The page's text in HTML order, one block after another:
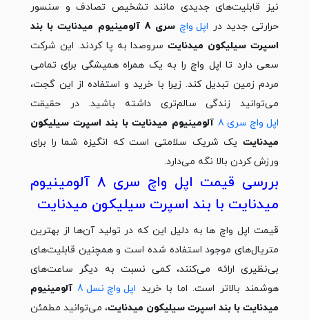
نیز قابلیت‌های جدیدی مانند تشخیص تصادف و سنسور
حرارتی جدید در اپل واچ
سری 8 آلومینیوم میدنایت با بند
اسپرت سیلیکون میدنایتسروصدا به پا کردند. این شرکت
سعی دارد تا اپل واچ را به یک همراه همیشگی برای تمامی
مردم زمین تبدیل کند. زیرا با خرید و استفاده از این گجت،
می‌توانید زندگی سالم‌تری داشته باشید. در حقیقت
اپل واچ سری 8
آلومینیوم میدنایت با بند اسپرت سیلیکون
میدنایت یک شریک سلامتی است که انگیزه شما را برای
ورزش کردن بالا نگه می‌دارد.
بررسی قیمت اپل واچ سری 8 آلومینیوم
میدنایت با بند اسپرت سیلیکون میدنایت
قیمت اپل واچ‌ ها به دلیل این که در تولید آن‌ها از بهترین
متریال‌های موجود استفاده شده است و همچنین قابلیت‌های
بی‌نظیری ارائه می‌کنند، کمی نسبت به دیگر ساعت‌های
هوشمند بالاتر است. اما با خرید اپل واچ نسل 8
آلومینیوم
میدنایت با بند اسپرت سیلیکون میدنایت، می‌توانید مطمئن